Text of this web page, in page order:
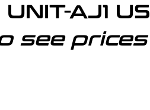
AJ1 US
see prices